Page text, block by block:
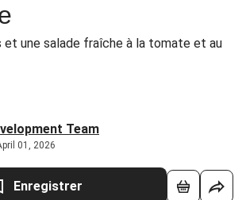
et une salade fraîche à la tomate et au
Team
01, 2026
Enregistrer